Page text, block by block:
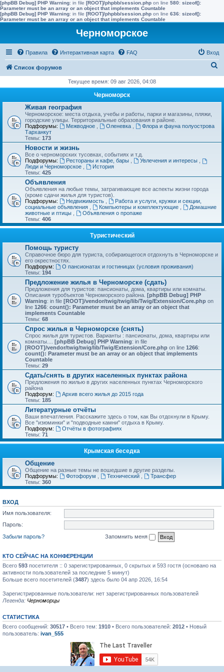
[phpBB Debug] PHP Warning: in file [ROOT]/phpbb/session.php on line 580: sizeof():
Parameter must be an array or an object that implements Countable
[phpBB Debug] PHP Warning: in file [ROOT]/phpbb/session.php on line 636: sizeof():
Parameter must be an array or an object that implements Countable
Черноморское
Правила Интерактивная карта FAQ Вход
Список форумов
с
Текущее время: 09 авг 2026, 04:08
Черноморск
Живая география
Черноморское: места отдыха, учебы и работы, парки и магазины, пляжи,
городские улицы. Территориальные образования в районе.
Подфорумы:
Межводное Оленевка
Флора и фауна полуострова
Тарханкут
Темы: 173
Новости и жизнь
Все о черноморских тусовках, событиях и т.д.
Подфорумы:
Рестораны и кафе, бары Увлечения и интересы
Люди и Черноморское
История
Темы: 425
Объявления
Объявления на любые темы, затрагивающие все аспекты жизни города
(кроме сдачи жилья для туристов).
Подфорумы:
Недвижимость
Работа и услуги, кружки и секции,
социальные объявления
Компьютеры и комплектующие
Домашние
животные и птицы
Объявления о пропаже
Темы: 406
Туристический
Помощь туристу
Справочное бюро для туриста, собирающегося отдохнуть в Черноморске и
его окрестностях.
Подфорум:
О пансионатах и гостиницах (условия проживания)
Темы: 194
Предложение жилья в Черноморске (сдать)
Предложения для туристов: пансионаты, дома, квартиры или комнаты.
Описания туробъектов Черноморского района. [phpBB Debug] PHP
Warning: in file [ROOT]/vendor/twig/twig/lib/Twig/Extension/Core.php on
line 1266: count(): Parameter must be an array or an object that
implements Countable
Темы: 68
Спрос жилья в Черноморске (снять)
Спрос жилья для туристов. Варианты : пансионаты, дома, квартиры или
комнаты.... [phpBB Debug] PHP Warning: in file
[ROOT]/vendor/twig/twig/lib/Twig/Extension/Core.php on line 1266:
count(): Parameter must be an array or an object that implements
Countable
Темы: 29
Сдать/снять в других населенных пунктах района
Предложения по жилью в других населенных пунктах Черноморского
района
Подфорум:
Архив всего жилья до 2015 года
Темы: 185
Литературные отчёты
Ваши впечатления. Расскажите здесь о том, как Вы отдохнули в Крыму.
Все "изюминки" и "подводные камни" отдыха в Крыму.
Подфорум:
Отчёты в фотографиях
Темы: 71
Крымская беседка
Общение
Общение на разные темы не вошедшие в другие разделы.
Подфорумы:
Фотофорум Технический
Трансфер
Темы: 360
ВХОД
Имя пользователя:
Пароль:
Забыли пароль?
Запомнить меня
КТО СЕЙЧАС НА КОНФЕРЕНЦИИ
Всего 593 посетителя :: 0 зарегистрированных, 0 скрытых и 593 гостя (основано на
активности пользователей за последние 5 минут)
Больше всего посетителей (3487) здесь было 04 апр 2026, 16:54
Зарегистрированные пользователи: нет зарегистрированных пользователей
Легенда: Черноморцы
СТАТИСТИКА
Всего сообщений: 30517 • Всего тем: 1910 • Всего пользователей: 2012 • Новый
пользователь: ivan_555